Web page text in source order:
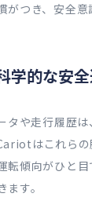
がつき、安全
学的な安
タや走行履歴は
はこれらの
転傾向がひと
す。